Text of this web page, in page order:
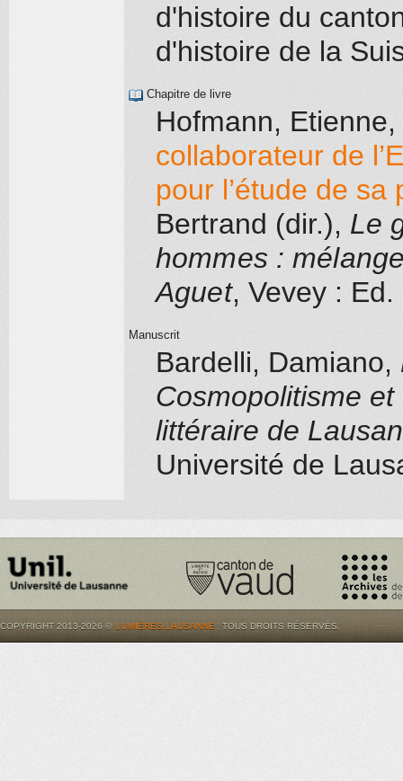
d'histoire du
d'histoire de la
Chapitre de livre
Hofmann, Etienne
collaborateur de
pour l’étude de sa
Bertrand (dir.), Le
hommes :
Aguet, Vevey: Ed.
Manuscrit
Bardelli, Damiano,
Cosmopolitisme
littéraire de
Université de
COPYRIGHT 2013-2026 © LUMIÈRES.LAUSANNE . TOUS DROITS RÉSERVÉS.